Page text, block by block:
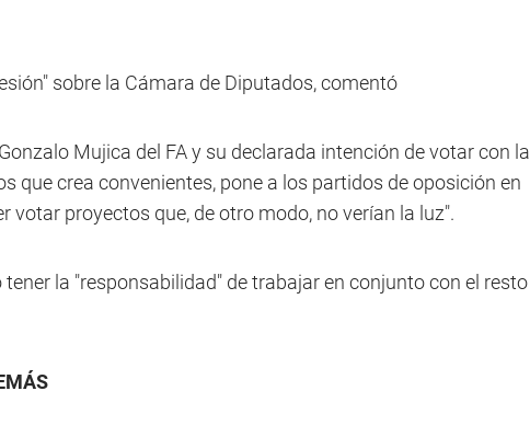
sobre la Cámara de Diputados, comentó
Mujica del FA y su declarada intención de votar con la
que crea convenientes, pone a los partidos de oposición en
votar proyectos que, de otro modo, no verían la luz".
tener la "responsabilidad" de trabajar en conjunto con el resto